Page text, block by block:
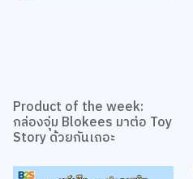
Product of the week:
กล่องจุ่ม Blokees มาต่อ Toy
Story ด้วยกันเถอะ